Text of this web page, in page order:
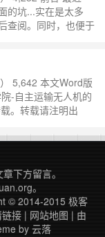
的坑...实在是太多
查阅。同时，也便于
在撰写开题报告的
…… 继续阅读 »
5,642 本文Word版
-自主运输无人机的
。转载请注明出
力驱动、机上无人
空中自主飞行的无人
下方留言。
。
© 2014-2015 极客
接 | 网站地图 | 由
by 云落